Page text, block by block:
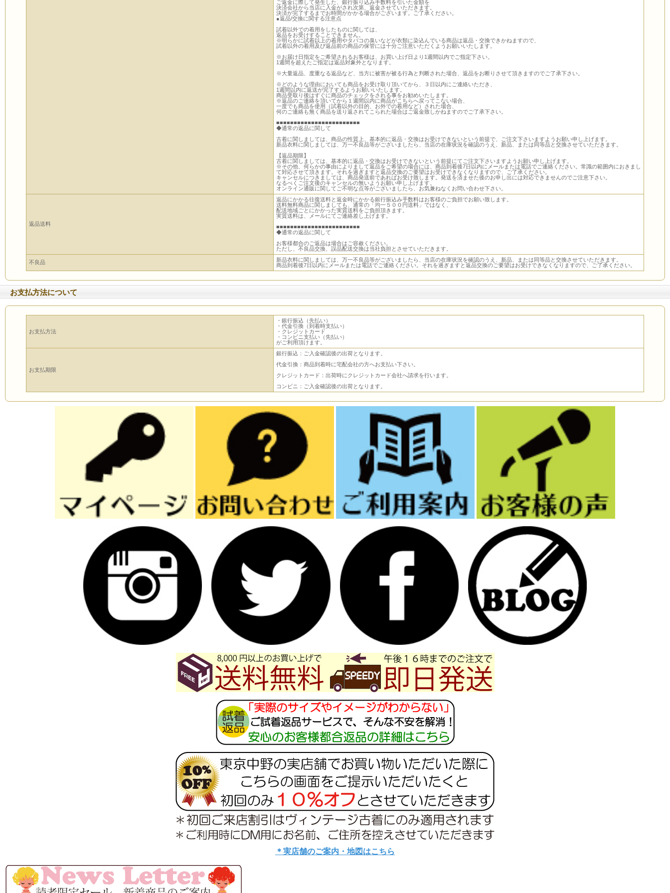
ご返金に際して発生した、銀行振り込み手数料を引いた金額を
決済会社から当店に入金がされ次第、返金させていただきます。
決済が完了するまでお時間がかかる場合がございます。ご了承ください。
●返品/交換に関する注意点
試着以外での着用をしたものに関しては、
返品をお受けすることできません。
※明らかに試着以上の着用やタバコの臭いなどが衣類に染込んでいる商品は返品・交換できかねますので、
試着以外の着用及び返品前の商品の保管には十分ご注意いただくようお願いいたします。
※お届け日指定をご希望されるお客様は、お買い上げ日より1週間以内でご指定下さい。
1週間を超えたご指定は返品対象外となります。
※大量返品、度重なる返品など、当方に被害が被る行為と判断された場合、返品をお断りさせて頂きますのでご了承下さい。
※どのような理由においても商品をお受け取り頂いてから、３日以内にご連絡いただき、
1週間以内に返送が完了するようお願いいたします。
商品受取り後はすぐに商品のチェックをされる事をお勧めいたします。
※返品のご連絡を頂いてから１週間以内に商品がこちらへ戻ってこない場合、
一度でも商品を使用（試着以外の目的、お外での着用など）された場合、
何のご連絡も無く商品を送り返されてこられた場合はご返金致しかねますのでご了承下さい。
■■■■■■■■■■■■■■■■■■■■■■■■
◆通常の返品に関して
古着に関しましては、商品の性質上、基本的に返品・交換はお受けできないという前提で、ご注文下さいますようお願い申し上げます。
新品衣料に関しましては、万一不良品等がございましたら、当店の在庫状況を確認のうえ、新品、または同等品と交換させていただきます。
【返品期限】
古着に関しましては、基本的に返品・交換はお受けできないという前提にてご注文下さいますようお願い申し上げます。
※その他、何らかの事由によりまして返品をご希望の場合には、商品到着後7日以内にメールまたは電話でご連絡ください。常識の範囲内におきまし
て対応させて頂きます。それを過ぎますと返品交換のご要望はお受けできなくなりますので、ご了承ください。
キャンセルにつきましては、商品発送前であればお受け致します。発送を済ませた後のお申し出には対応できませんのでご注意下さい。
なるべくご注文後のキャンセルの無いようお願い申し上げます。
オンライン通販に関してご不明な点等がございましたら、お気兼ねなくお問い合わせ下さい。
返品送料
返品にかかる往復送料と返金時にかかる銀行振込み手数料はお客様のご負担でお願い致します。
送料無料商品に関しましても、通常の「均一５００円送料」ではなく、
配送地域ごとにかかった実質送料をご負担頂きます。
実質送料は、メールにてご連絡差し上げます。
■■■■■■■■■■■■■■■■■■■■■■■■
◆通常の返品に関して
お客様都合のご返品は場合はご容赦ください。
ただし、不良品交換、誤品配送交換は当社負担とさせていただきます。
不良品
新品衣料に関しましては、万一不良品等がございましたら、当店の在庫状況を確認のうえ、新品、または同等品と交換させていただきます。
商品到着後7日以内にメールまたは電話でご連絡ください。それを過ぎますと返品交換のご要望はお受けできなくなりますので、ご了承ください。
お支払方法について
お支払方法
・銀行振込（先払い）
・代金引換（到着時支払い）
・クレジットカード
・コンビニ支払い（先払い）
がご利用頂けます。
お支払期限
銀行振込：ご入金確認後の出荷となります。
代金引換：商品到着時に宅配会社の方へお支払い下さい。
クレジットカード：出荷時にクレジットカード会社へ請求を行います。
コンビニ：ご入金確認後の出荷となります。
＊実店舗のご案内・地図はこちら